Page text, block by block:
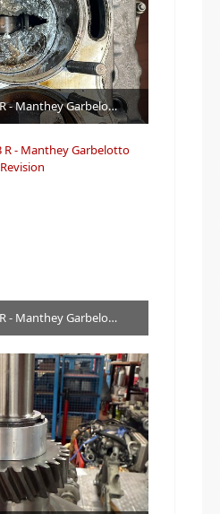
Porsche 991.1 GT3 R - Manthey Garbelotto Motor und Getriebe Revision
24. Juni 2026
Porsche 991.1 GT3 R - Manthey Garbelotto Motor und Getriebe Revision
24. Juni 2026